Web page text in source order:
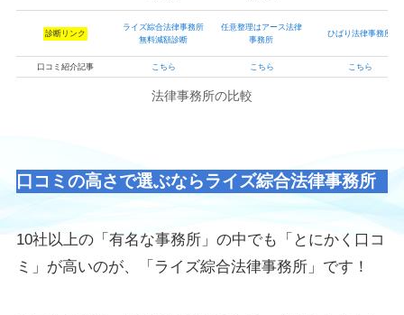
診断リンク
ライズ綜合法律事務所
無料減額診断
任意整理はアース法律
事務所
ひばり法律事務所
口コミ紹介記事 こちら こちら こちら
法律事務所の比較
口コミの高さで選ぶならライズ綜合法律事務所
10社以上の「有名な事務所」の中でも「とにかく口コ
ミ」が高いのが、「ライズ綜合法律事務所」です！